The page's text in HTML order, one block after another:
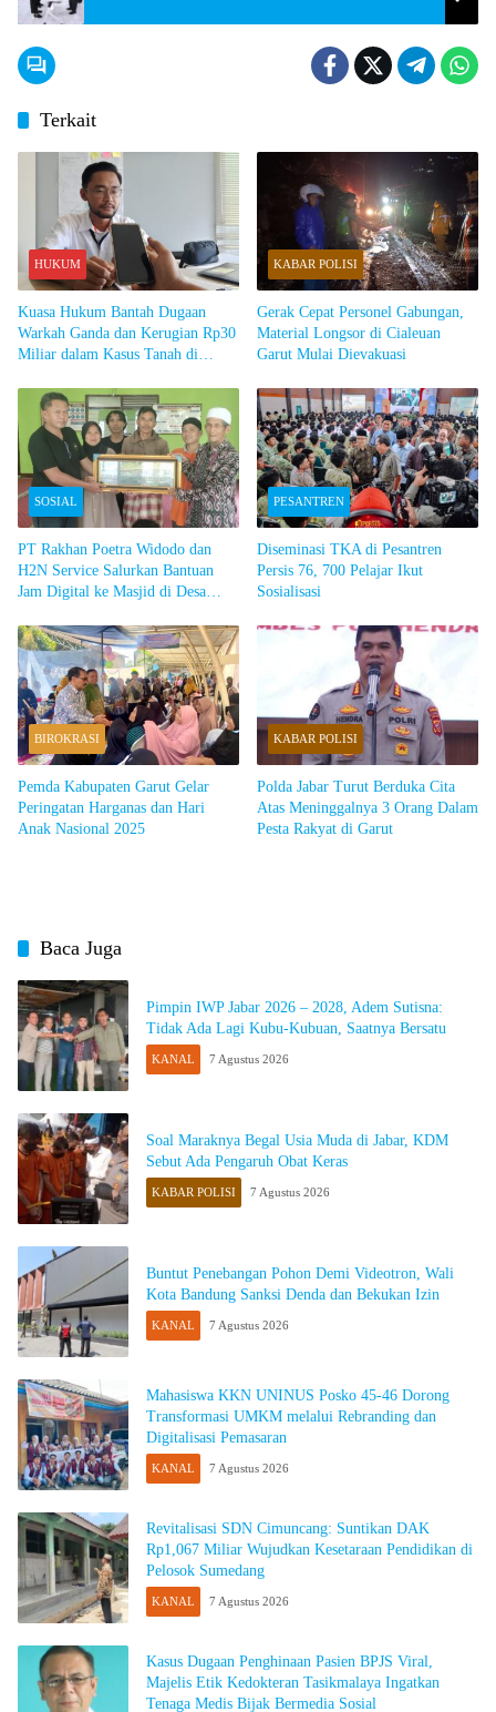
Terkait
HUKUM
Kuasa Hukum Bantah Dugaan
Warkah Ganda dan Kerugian Rp30
Miliar dalam Kasus Tanah di
KABAR POLISI
Gerak Cepat Personel Gabungan,
Material Longsor di Cialeuan
Garut Mulai Dievakuasi
SOSIAL
PT Rakhan Poetra Widodo dan
H2N Service Salurkan Bantuan
Jam Digital ke Masjid di Desa
PESANTREN
Diseminasi TKA di Pesantren
Persis 76, 700 Pelajar Ikut
Sosialisasi
BIROKRASI
Pemda Kabupaten Garut Gelar
Peringatan Harganas dan Hari
Anak Nasional 2025
KABAR POLISI
Polda Jabar Turut Berduka Cita
Atas Meninggalnya 3 Orang Dalam
Pesta Rakyat di Garut
Baca Juga
Pimpin IWP Jabar 2026 – 2028, Adem Sutisna:
Tidak Ada Lagi Kubu-Kubuan, Saatnya Bersatu
KANAL 7 Agustus 2026
Soal Maraknya Begal Usia Muda di Jabar, KDM
Sebut Ada Pengaruh Obat Keras
KABAR POLISI 7 Agustus 2026
Buntut Penebangan Pohon Demi Videotron, Wali
Kota Bandung Sanksi Denda dan Bekukan Izin
KANAL 7 Agustus 2026
Mahasiswa KKN UNINUS Posko 45-46 Dorong
Transformasi UMKM melalui Rebranding dan
Digitalisasi Pemasaran
KANAL 7 Agustus 2026
Revitalisasi SDN Cimuncang: Suntikan DAK
Rp1,067 Miliar Wujudkan Kesetaraan Pendidikan di
Pelosok Sumedang
KANAL 7 Agustus 2026
Kasus Dugaan Penghinaan Pasien BPJS Viral,
Majelis Etik Kedokteran Tasikmalaya Ingatkan
Tenaga Medis Bijak Bermedia Sosial